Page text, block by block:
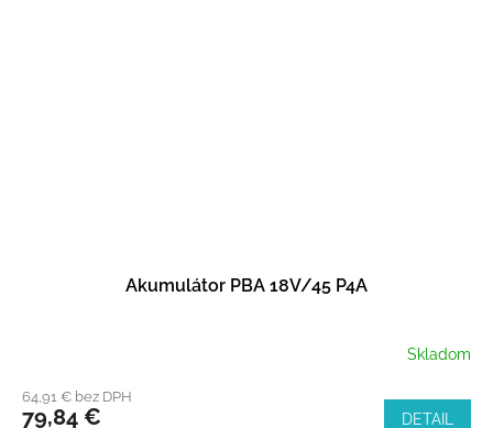
Akumulátor PBA 18V/45 P4A
Skladom
64,91 € bez DPH
79,84 € DETAIL